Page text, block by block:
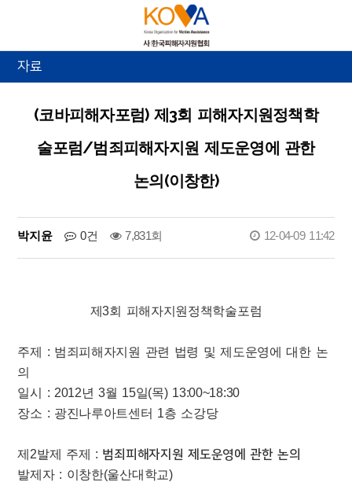
자료
(코바피해자포럼) 제3회 피해자지원정책학
술포럼/범죄피해자지원 제도운영에 관한
논의(이창한)
박지윤 0건 7,831회 12-04-09 11:42
제3회 피해자지원정책학술포럼
주제 : 범죄피해자지원 관련 법령 및 제도운영에 대한 논
의
일시 : 2012년 3월 15일(목) 13:00~18:30
장소 : 광진나루아트센터 1층 소강당
제2발제 주제 : 범죄피해자지원 제도운영에 관한 논의
발제자 : 이창한(울산대학교)